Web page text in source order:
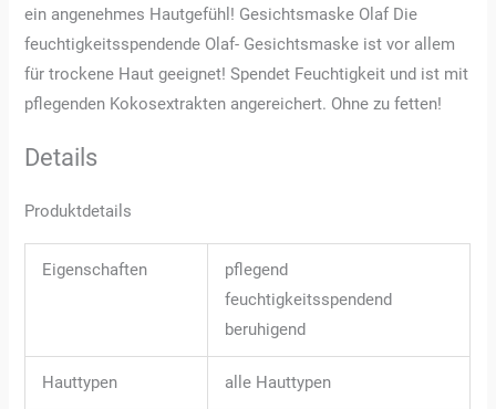
ein angenehmes Hautgefühl! Gesichtsmaske Olaf Die
feuchtigkeitsspendende Olaf- Gesichtsmaske ist vor allem
für trockene Haut geeignet! Spendet Feuchtigkeit und ist mit
pflegenden Kokosextrakten angereichert. Ohne zu fetten!
Details
Produktdetails
Eigenschaften
pflegend
feuchtigkeitsspendend
beruhigend
Hauttypen alle Hauttypen